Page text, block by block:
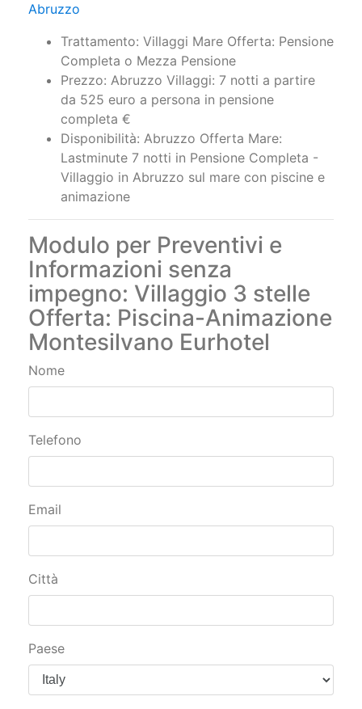
Abruzzo
Trattamento: Villaggi Mare Offerta: Pensione
Completa o Mezza Pensione
Prezzo: Abruzzo Villaggi: 7 notti a partire
da 525 euro a persona in pensione
completa €
Disponibilità: Abruzzo Offerta Mare:
Lastminute 7 notti in Pensione Completa -
Villaggio in Abruzzo sul mare con piscine e
animazione
Modulo per Preventivi e
Informazioni senza
impegno: Villaggio 3 stelle
Offerta: Piscina-Animazione
Montesilvano Eurhotel
Nome
Telefono
Email
Città
Paese